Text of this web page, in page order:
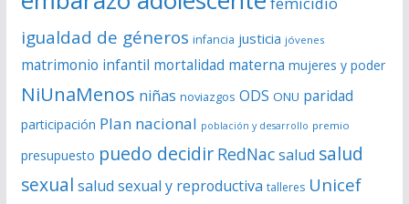
igualdad de géneros infancia justicia jóvenes
matrimonio infantil mortalidad materna mujeres y poder
NiUnaMenos niñas noviazgos ODS ONU paridad
participación Plan nacional población y desarrollo premio
presupuesto puedo decidir RedNacsalud salud
sexual salud sexual y reproductiva talleres Unicef